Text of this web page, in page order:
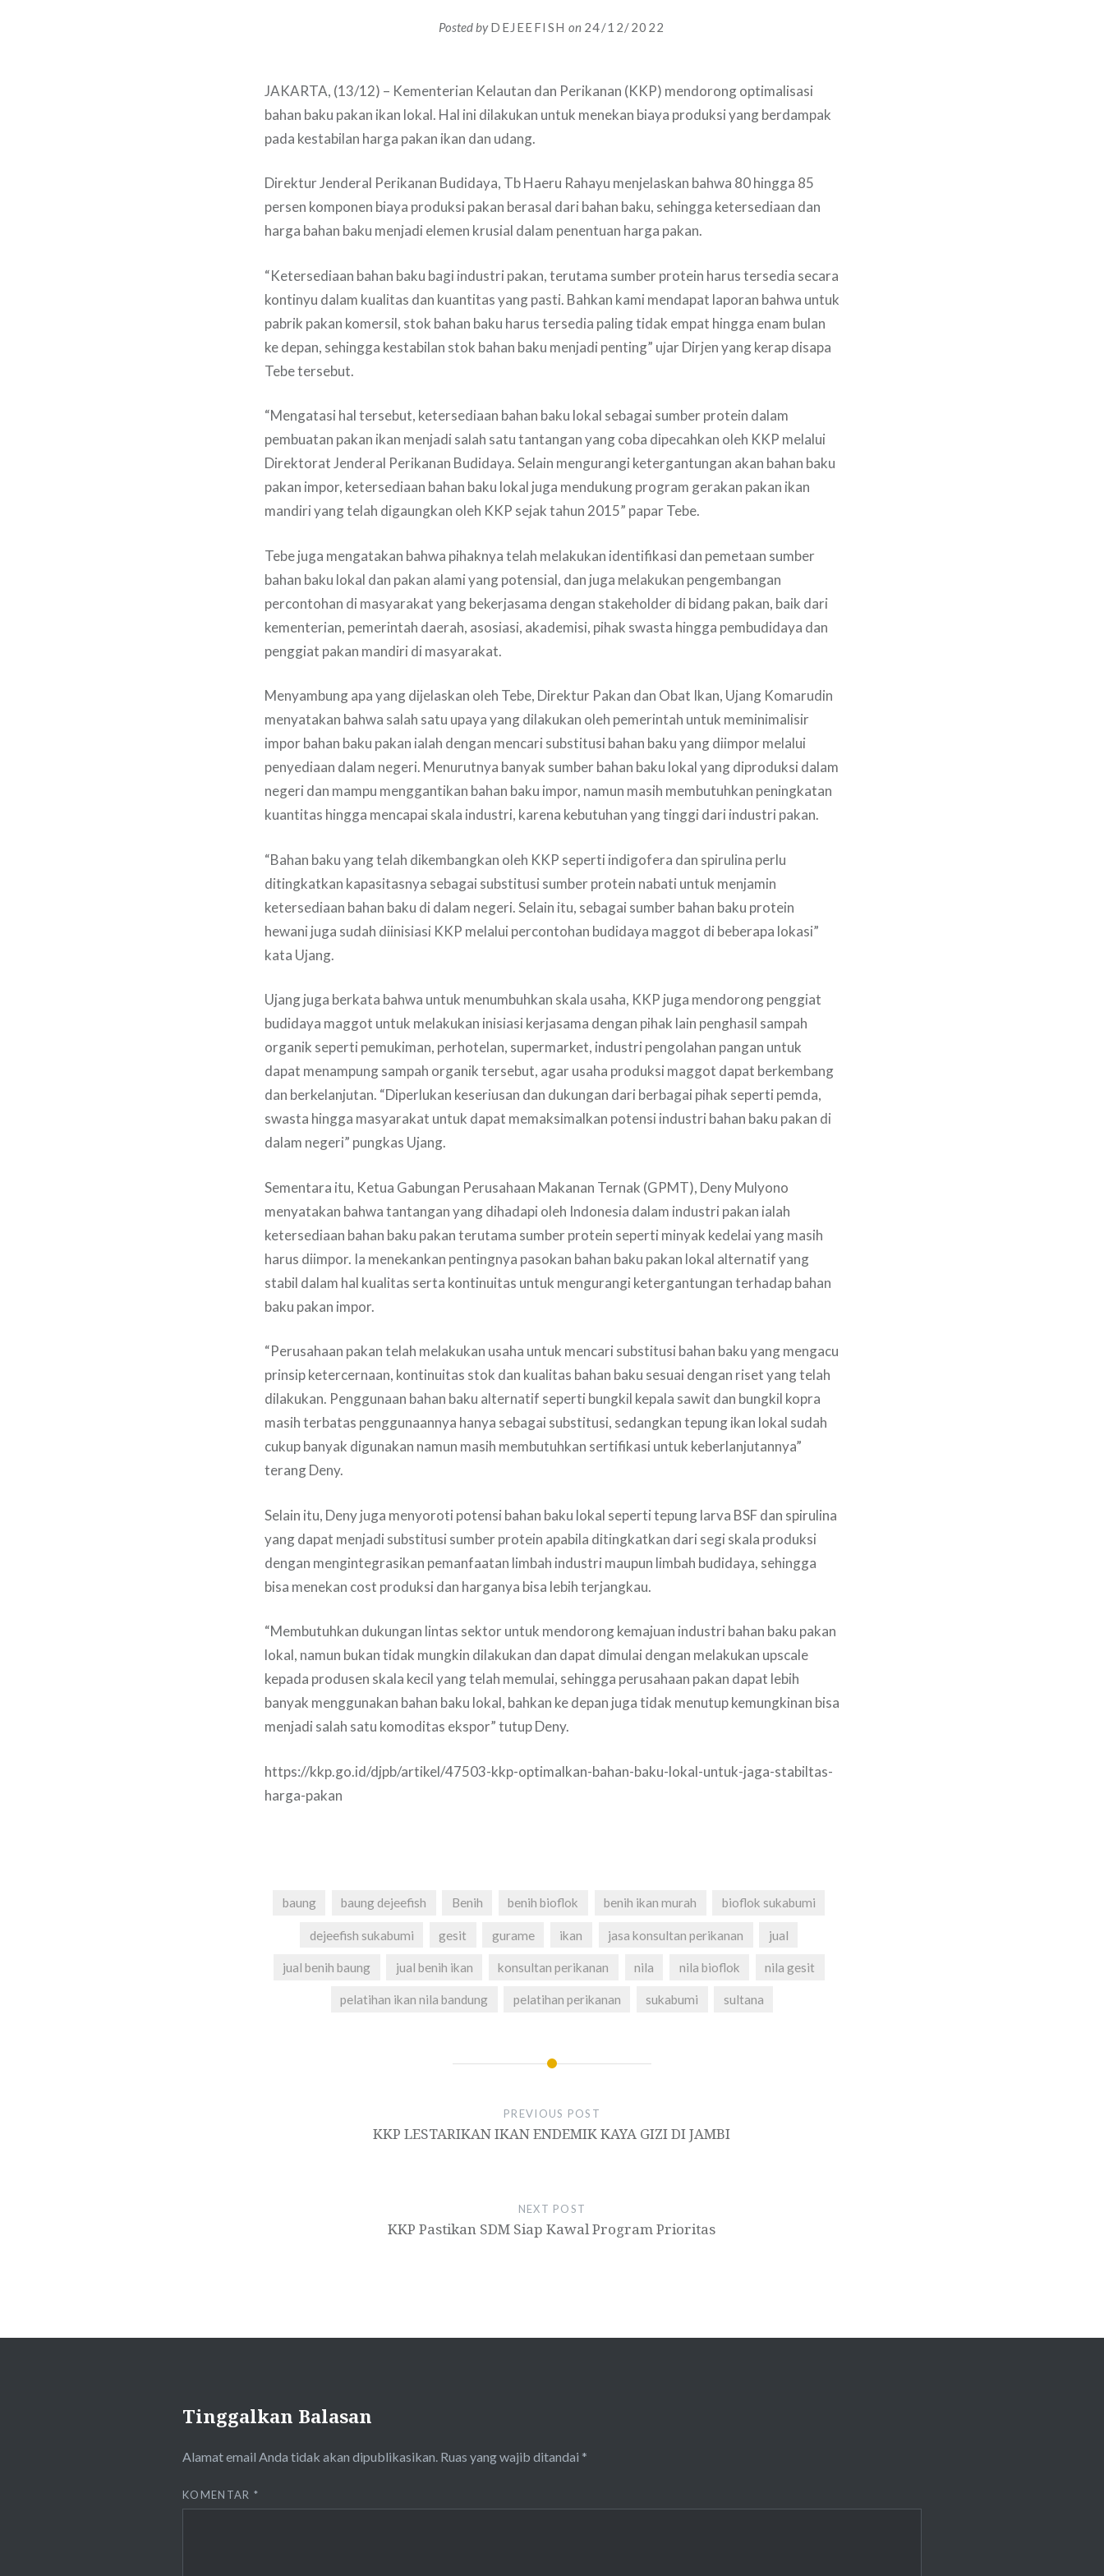
Posted byDEJEEFISH on 24/12/2022
JAKARTA, (13/12) – Kementerian Kelautan dan Perikanan (KKP) mendorong optimalisasi
bahan baku pakan ikan lokal. Hal ini dilakukan untuk menekan biaya produksi yang berdampak
pada kestabilan harga pakan ikan dan udang.
Direktur Jenderal Perikanan Budidaya, Tb Haeru Rahayu menjelaskan bahwa 80 hingga 85
persen komponen biaya produksi pakan berasal dari bahan baku, sehingga ketersediaan dan
harga bahan baku menjadi elemen krusial dalam penentuan harga pakan.
“Ketersediaan bahan baku bagi industri pakan, terutama sumber protein harus tersedia secara
kontinyu dalam kualitas dan kuantitas yang pasti. Bahkan kami mendapat laporan bahwa untuk
pabrik pakan komersil, stok bahan baku harus tersedia paling tidak empat hingga enam bulan
ke depan, sehingga kestabilan stok bahan baku menjadi penting” ujar Dirjen yang kerap disapa
Tebe tersebut.
“Mengatasi hal tersebut, ketersediaan bahan baku lokal sebagai sumber protein dalam
pembuatan pakan ikan menjadi salah satu tantangan yang coba dipecahkan oleh KKP melalui
Direktorat Jenderal Perikanan Budidaya. Selain mengurangi ketergantungan akan bahan baku
pakan impor, ketersediaan bahan baku lokal juga mendukung program gerakan pakan ikan
mandiri yang telah digaungkan oleh KKP sejak tahun 2015” papar Tebe.
Tebe juga mengatakan bahwa pihaknya telah melakukan identifikasi dan pemetaan sumber
bahan baku lokal dan pakan alami yang potensial, dan juga melakukan pengembangan
percontohan di masyarakat yang bekerjasama dengan stakeholder di bidang pakan, baik dari
kementerian, pemerintah daerah, asosiasi, akademisi, pihak swasta hingga pembudidaya dan
penggiat pakan mandiri di masyarakat.
Menyambung apa yang dijelaskan oleh Tebe, Direktur Pakan dan Obat Ikan, Ujang Komarudin
menyatakan bahwa salah satu upaya yang dilakukan oleh pemerintah untuk meminimalisir
impor bahan baku pakan ialah dengan mencari substitusi bahan baku yang diimpor melalui
penyediaan dalam negeri. Menurutnya banyak sumber bahan baku lokal yang diproduksi dalam
negeri dan mampu menggantikan bahan baku impor, namun masih membutuhkan peningkatan
kuantitas hingga mencapai skala industri, karena kebutuhan yang tinggi dari industri pakan.
“Bahan baku yang telah dikembangkan oleh KKP seperti indigofera dan spirulina perlu
ditingkatkan kapasitasnya sebagai substitusi sumber protein nabati untuk menjamin
ketersediaan bahan baku di dalam negeri. Selain itu, sebagai sumber bahan baku protein
hewani juga sudah diinisiasi KKP melalui percontohan budidaya maggot di beberapa lokasi”
kata Ujang.
Ujang juga berkata bahwa untuk menumbuhkan skala usaha, KKP juga mendorong penggiat
budidaya maggot untuk melakukan inisiasi kerjasama dengan pihak lain penghasil sampah
organik seperti pemukiman, perhotelan, supermarket, industri pengolahan pangan untuk
dapat menampung sampah organik tersebut, agar usaha produksi maggot dapat berkembang
dan berkelanjutan. “Diperlukan keseriusan dan dukungan dari berbagai pihak seperti pemda,
swasta hingga masyarakat untuk dapat memaksimalkan potensi industri bahan baku pakan di
dalam negeri” pungkas Ujang.
Sementara itu, Ketua Gabungan Perusahaan Makanan Ternak (GPMT), Deny Mulyono
menyatakan bahwa tantangan yang dihadapi oleh Indonesia dalam industri pakan ialah
ketersediaan bahan baku pakan terutama sumber protein seperti minyak kedelai yang masih
harus diimpor. Ia menekankan pentingnya pasokan bahan baku pakan lokal alternatif yang
stabil dalam hal kualitas serta kontinuitas untuk mengurangi ketergantungan terhadap bahan
baku pakan impor.
“Perusahaan pakan telah melakukan usaha untuk mencari substitusi bahan baku yang mengacu
prinsip ketercernaan, kontinuitas stok dan kualitas bahan baku sesuai dengan riset yang telah
dilakukan. Penggunaan bahan baku alternatif seperti bungkil kepala sawit dan bungkil kopra
masih terbatas penggunaannya hanya sebagai substitusi, sedangkan tepung ikan lokal sudah
cukup banyak digunakan namun masih membutuhkan sertifikasi untuk keberlanjutannya”
terang Deny.
Selain itu, Deny juga menyoroti potensi bahan baku lokal seperti tepung larva BSF dan spirulina
yang dapat menjadi substitusi sumber protein apabila ditingkatkan dari segi skala produksi
dengan mengintegrasikan pemanfaatan limbah industri maupun limbah budidaya, sehingga
bisa menekan cost produksi dan harganya bisa lebih terjangkau.
“Membutuhkan dukungan lintas sektor untuk mendorong kemajuan industri bahan baku pakan
lokal, namun bukan tidak mungkin dilakukan dan dapat dimulai dengan melakukan upscale
kepada produsen skala kecil yang telah memulai, sehingga perusahaan pakan dapat lebih
banyak menggunakan bahan baku lokal, bahkan ke depan juga tidak menutup kemungkinan bisa
menjadi salah satu komoditas ekspor” tutup Deny.
https://kkp.go.id/djpb/artikel/47503-kkp-optimalkan-bahan-baku-lokal-untuk-jaga-stabiltas-
harga-pakan
baung baung dejeefish Benih benih bioflok benih ikan murah bioflok sukabumi
dejeefish sukabumi gesit gurame ikan jasa konsultan perikanan jual
jual benih baung jual benih ikan konsultan perikanan nila nila bioflok nila gesit
pelatihan ikan nila bandung pelatihan perikanan sukabumi sultana
PREVIOUS POST
KKP LESTARIKAN IKAN ENDEMIK KAYA GIZI DI JAMBI
NEXT POST
KKP Pastikan SDM Siap Kawal Program Prioritas
Tinggalkan Balasan
Alamat email Anda tidak akan dipublikasikan. Ruas yang wajib ditandai *
KOMENTAR *